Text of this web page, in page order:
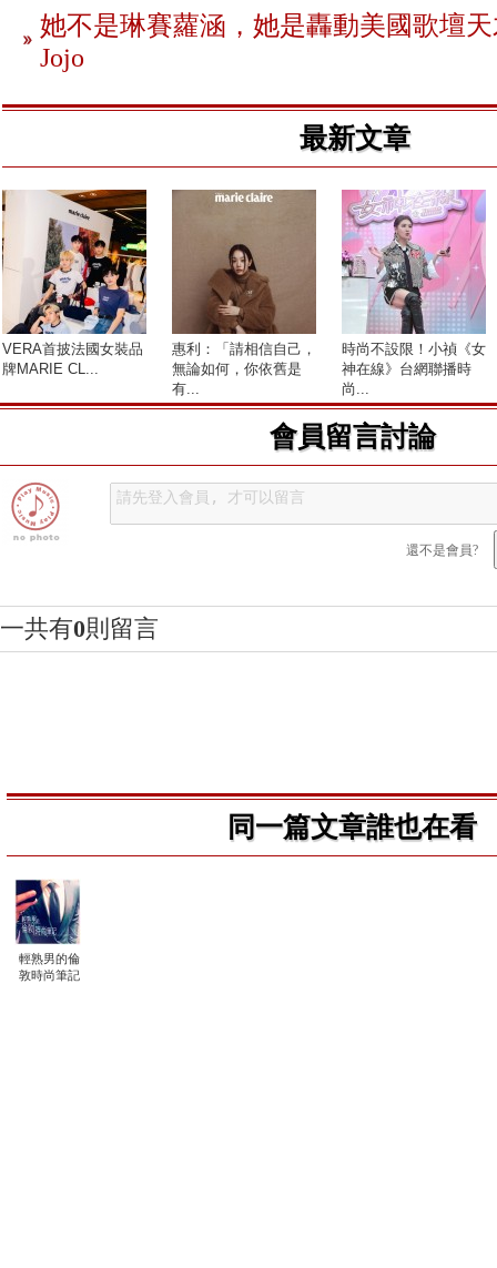
她不是琳賽蘿涵，她是轟動美國歌壇
Jojo
最新文章
VERA首披法國女裝品
牌MARIE CL...
惠利：「請相信自己，
無論如何，你依舊是
有...
時尚不設限！小禎《女
神在線》台網聯播時
尚...
會員留言討論
還不是會員?
一共有0則留言
同一篇文章誰也在看
輕熟男的倫
敦時尚筆記